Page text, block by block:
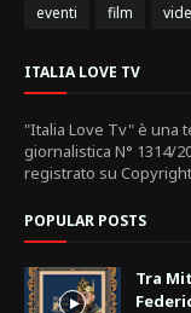
eventi
film
ITALIA LOVE TV
"Italia Love Tv" è una
giornalistica N° 1314/
registrato su
POPULAR POSTS
Tra